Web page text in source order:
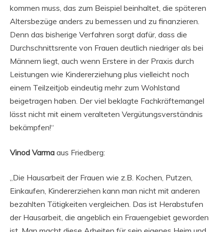
kommen muss, das zum Beispiel beinhaltet, die späteren
Altersbezüge anders zu bemessen und zu finanzieren.
Denn das bisherige Verfahren sorgt dafür, dass die
Durchschnittsrente von Frauen deutlich niedriger als bei
Männern liegt, auch wenn Erstere in der Praxis durch
Leistungen wie Kindererziehung plus vielleicht noch
einem Teilzeitjob eindeutig mehr zum Wohlstand
beigetragen haben. Der viel beklagte Fachkräftemangel
lässt nicht mit einem veralteten Vergütungsverständnis
bekämpfen!“
Vinod Varma aus Friedberg:
„Die Hausarbeit der Frauen wie z.B. Kochen, Putzen,
Einkaufen, Kindererziehen kann man nicht mit anderen
bezahlten Tätigkeiten vergleichen. Das ist Herabstufen
der Hausarbeit, die angeblich ein Frauengebiet geworden